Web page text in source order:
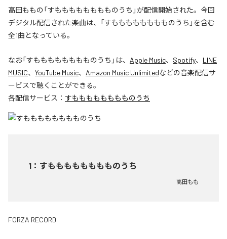
高田ももの「すもももももももものうち」が配信開始された。今回
デジタル配信された楽曲は、「すもももももももものうち」を含む
全1曲となっている。
なお「すもももももももものうち 」は、 Apple Music、 Spotify、 LINE
MUSIC、 YouTube Music、 Amazon Music Unlimitedなどの音楽配信サ
ービスで聴くことができる。
各配信サービス： すもももももももものうち
1 ： すもももももももものうち
高田もも
FORZA RECORD